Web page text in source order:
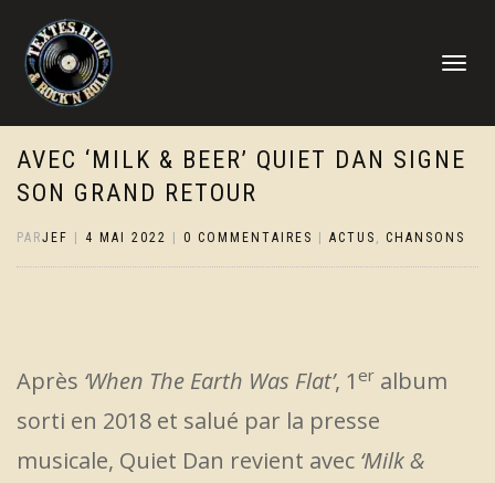
DÉPLIER
AVEC ‘MILK & BEER’ QUIET DAN SIGNE
SON GRAND RETOUR
PARJEF 4 MAI 2022 0 COMMENTAIRES ACTUS , CHANSONS
Après ‘When The Earth Was Flat’, 1 er album
sorti en 2018 et salué par la presse
musicale, Quiet Dan revient avec ‘Milk &